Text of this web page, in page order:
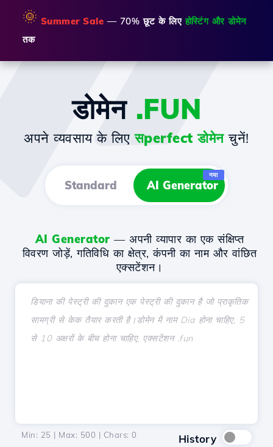
🌞 Summer Sale — 70% छूट के लिएहोस्टिंग और डोमेन
तक
डोमेन .FUN
अपने व्यवसाय के लिएसperfect डोमेनचुनें!
Standard AI Generator
नया
AI Generator — अपनी व्यापार का एक संक्षिप्त
विवरण जोड़ें, गतिविधि का क्षेत्र, कंपनी का नाम और वांछित
एक्सटेंशन।
Min: 25 | Max: 500 | Chars: 0 History